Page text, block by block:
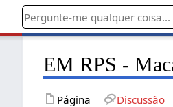
EM RPS -
Página Discussão